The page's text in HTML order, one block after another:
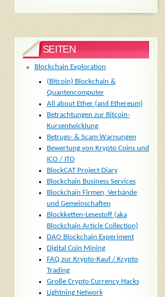
SEITEN
Blockchain Exploration
(Bitcoin) Blockchain &
Quantencomputer
All about Ether (and Ethereum)
Betrachtungen zur Bitcoin-
Kursentwicklung
Betrugs- & Scam Warnungen
Bewertung von Krypto Coins und
ICO / ITO
BlockCAT Project Diary
Blockchain Business Services
Blockchain Firmen, Verbände
und Gemeinschaften
Blockketten-Lesestoff (aka
Blockchain Article Collection)
DAO Blockchain Experiment
Digital Coin Mining
FAQ zur Krypto-Kauf / Krypto
Trading
Große Crypto Currency Hacks
Lightning Network